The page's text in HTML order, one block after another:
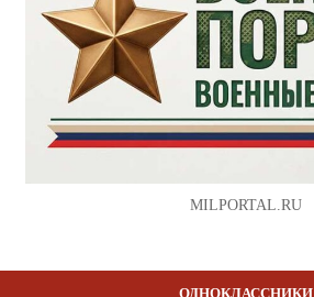
MILPORTAL.RU
ОДНОКЛАССНИКИ